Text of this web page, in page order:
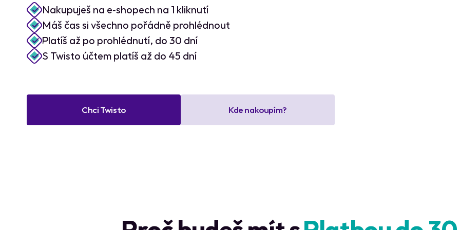
Volné pozice
Nakupuješ na e‑shopech na 1 kliknutí
Máš čas si všechno pořádně prohlédnout
Platíš až po prohlédnutí, do 30 dní
S Twisto účtem platíš až do 45 dní
Chci Twisto Kde nakoupím?